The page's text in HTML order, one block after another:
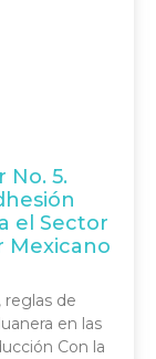
No. 5.
el Sector
Mexicano
reglas de
en las
Con la